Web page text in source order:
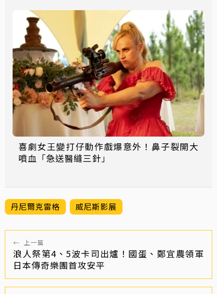
喜劇女王變打仔動作戲爆意外！鼻子裂開大
噴血「急送醫縫三針」
丹尼爾克雷格 威尼斯影展
← 上一篇
浪人祭第4、5波卡司出爐！國蛋、鄭宜農領軍
日本傳奇樂團首攻安平